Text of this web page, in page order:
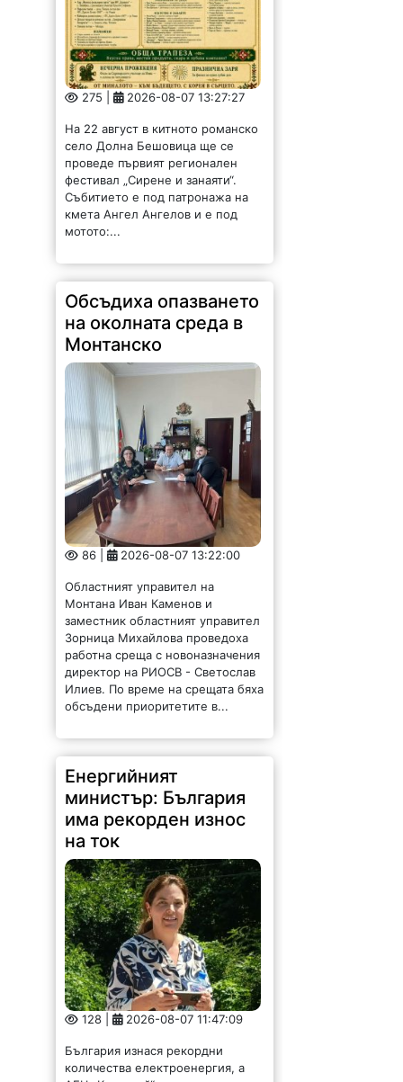
275 | 2026-08-07 13:27:27
На 22 август в китното романско
село Долна Бешовица ще се
фестивал „Сирене и занаяти“.
Събитието е под патронажа на
кмета Ангел Ангелов и е под
мотото:...
на околната среда в
Монтанско
86 | 2026-08-07 13:22:00
Областният управител на
Монтана Иван Каменов и
Зорница Михайлова проведоха
работна среща с новоназначения
директор на РИОСВ - Светослав
Илиев. По време на срещата бяха
обсъдени приоритетите в...
министър: България
има рекорден износ
на ток
128 | 2026-08-07 11:47:09
България изнася рекордни
количества електроенергия, а
работи без затруднения въпреки
рекордно ниските нива на река